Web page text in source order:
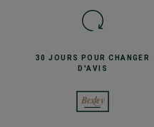
30 JOURS POURCHANGER
D'AVIS